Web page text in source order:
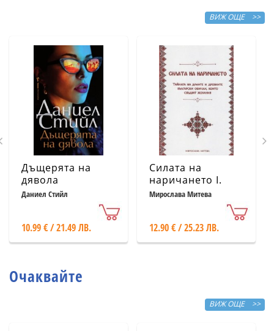
ВИЖ ОЩЕ >>
Дъщерята на
дявола
Даниел Стийл
10.99 € / 21.49 ЛВ.
Силата на
наричането І.
Тайната на
български
обичаи, които
Мирослава Митева
12.90 € / 25.23 ЛВ.
Очаквайте
ВИЖ ОЩЕ >>